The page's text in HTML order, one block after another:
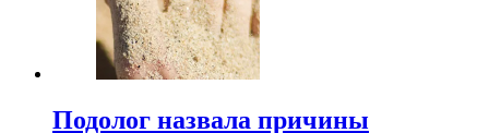
Подолог назвала причины